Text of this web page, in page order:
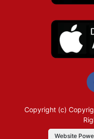
Copyright (c)
Website